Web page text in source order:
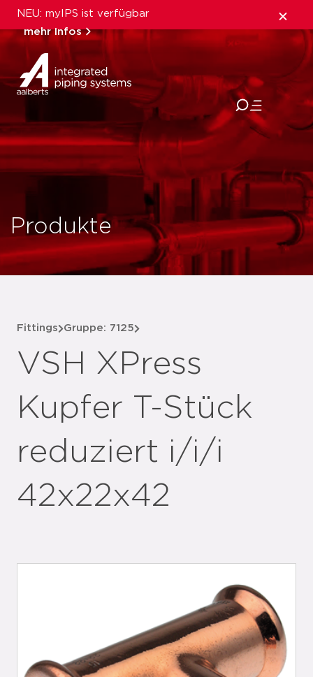
NEU: myIPS ist verfügbar
mehr Infos
schließen
Produkte
Fittings Gruppe: 7125
VSH XPress
Kupfer T-Stück
reduziert i/i/i
42x22x42